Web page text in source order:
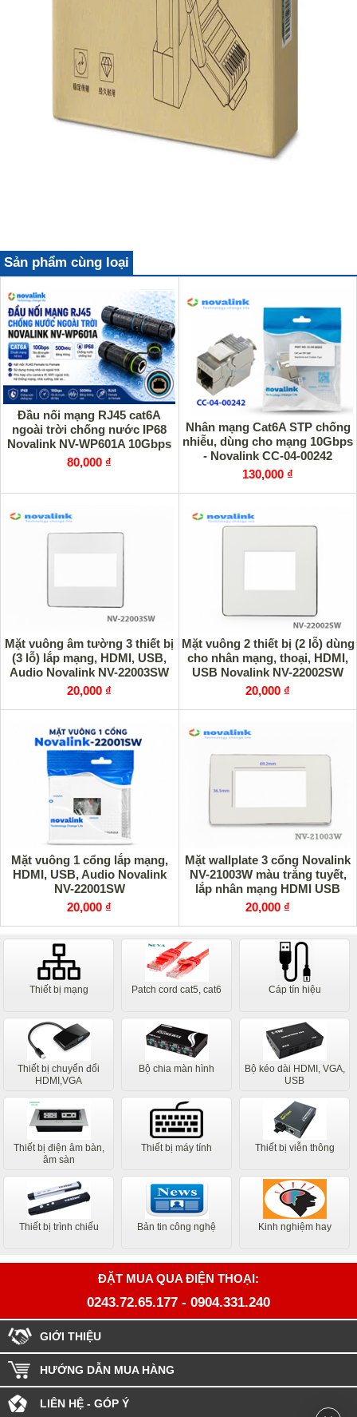
Sản phẩm cùng loại
Đầu nối mạng RJ45 cat6A
ngoài trời chống nước IP68
Novalink NV-WP601A 10Gbps
80,000 ₫
Nhân mạng Cat6A STP chống
nhiễu, dùng cho mạng 10Gbps
- Novalink CC-04-00242
130,000 ₫
Mặt vuông âm tường 3 thiết bị
(3 lỗ) lắp mạng, HDMI, USB,
Audio Novalink NV-22003SW
20,000 ₫
Mặt vuông 2 thiết bị (2 lỗ) dùng
cho nhân mạng, thoại, HDMI,
USB Novalink NV-22002SW
20,000 ₫
Mặt vuông 1 cổng lắp mạng,
HDMI, USB, Audio Novalink
NV-22001SW
20,000 ₫
Mặt wallplate 3 cổng Novalink
NV-21003W màu trắng tuyết,
lắp nhân mạng HDMI USB
VGA
20,000 ₫
Thiết bị mạng Patch cord cat5, cat6 Cáp tín hiệu
Thiết bị chuyển đổi
HDMI,VGA
Bộ chia màn hình
Bộ kéo dài HDMI, VGA,
USB
Thiết bị điện âm bàn,
âm sàn
Thiết bị máy tính Thiết bị viễn thông
Thiết bị trình chiếu Bản tin công nghệ Kinh nghiệm hay
ĐẶT MUA QUA ĐIỆN THOẠI:
0243.72.65.177 - 0904.331.240
GIỚI THIỆU
HƯỚNG DẪN MUA HÀNG
LIÊN HỆ - GÓP Ý